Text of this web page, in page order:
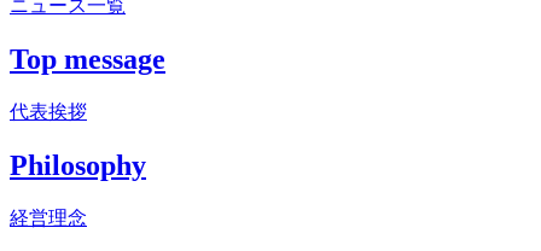
ニュース一覧
Top message
代表挨拶
Philosophy
経営理念